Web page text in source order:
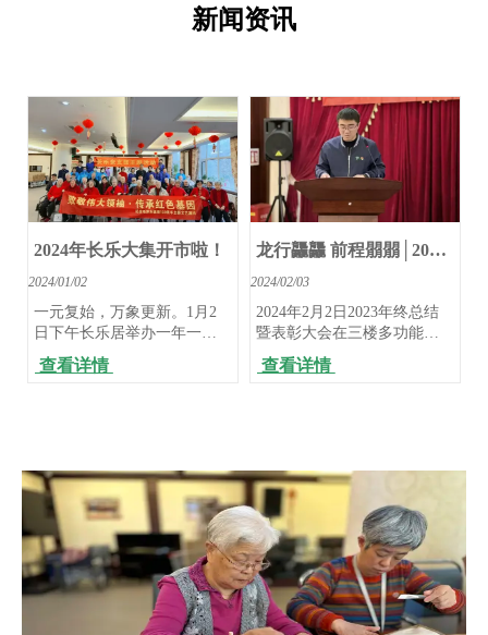
新闻资讯
2024年长乐大集开市啦！
2024/01/02
一元复始，万象更新。1月2
日下午长乐居举办一年一度
的长乐大集，为了让长者“赏
年味、品年味、戏年味”，现
作的饮品和小食可让长者挑
选。
查看详情
龙行龘龘 前程朤朤│2023
年度工作总结暨荣誉激励
2024/02/03
2024年2月2日2023年终总结
暨表彰大会在三楼多功能厅
顺利举行，长乐公司董事
长、党委书记徐延华，总经
查看详情